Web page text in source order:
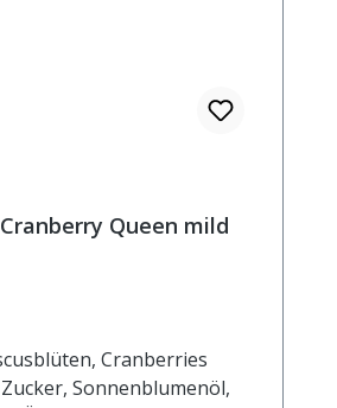
Queen mild
Cranberries
Sonnenblumenöl,